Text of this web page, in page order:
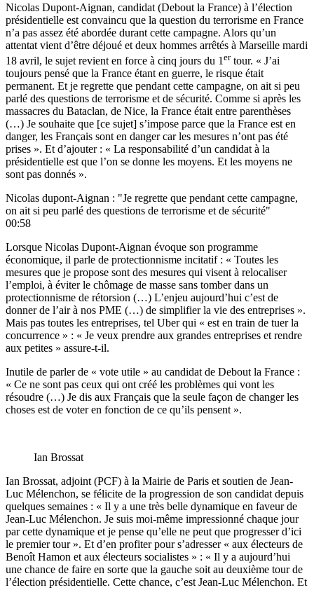
Nicolas Dupont-Aignan, candidat (Debout la France) à l’élection
présidentielle est convaincu que la question du terrorisme en France
n’a pas assez été abordée durant cette campagne. Alors qu’un
attentat vient d’être déjoué et deux hommes arrêtés à Marseille mardi
18 avril, le sujet revient en force à cinq jours du 1 ertour. « J’ai
toujours pensé que la France étant en guerre, le risque était
permanent. Et je regrette que pendant cette campagne, on ait si peu
parlé des questions de terrorisme et de sécurité. Comme si après les
massacres du Bataclan, de Nice, la France était entre parenthèses
(…) Je souhaite que [ce sujet] s’impose parce que la France est en
danger, les Français sont en danger car les mesures n’ont pas été
prises ». Et d’ajouter : « La responsabilité d’un candidat à la
présidentielle est que l’on se donne les moyens. Et les moyens ne
sont pas donnés ».
Nicolas dupont-Aignan : "Je regrette que pendant cette campagne,
on ait si peu parlé des questions de terrorisme et de sécurité"
00:58
Lorsque Nicolas Dupont-Aignan évoque son programme
économique, il parle de protectionnisme incitatif : « Toutes les
mesures que je propose sont des mesures qui visent à relocaliser
l’emploi, à éviter le chômage de masse sans tomber dans un
protectionnisme de rétorsion (…) L’enjeu aujourd’hui c’est de
donner de l’air à nos PME (…) de simplifier la vie des entreprises ».
Mais pas toutes les entreprises, tel Uber qui « est en train de tuer la
concurrence » : « Je veux prendre aux grandes entreprises et rendre
aux petites » assure-t-il.
Inutile de parler de « vote utile » au candidat de Debout la France :
« Ce ne sont pas ceux qui ont créé les problèmes qui vont les
résoudre (…) Je dis aux Français que la seule façon de changer les
choses est de voter en fonction de ce qu’ils pensent ».
Ian Brossat
Ian Brossat, adjoint (PCF) à la Mairie de Paris et soutien de Jean-
Luc Mélenchon, se félicite de la progression de son candidat depuis
quelques semaines : « Il y a une très belle dynamique en faveur de
Jean-Luc Mélenchon. Je suis moi-même impressionné chaque jour
par cette dynamique et je pense qu’elle ne peut que progresser d’ici
le premier tour ». Et d’en profiter pour s’adresser « aux électeurs de
Benoît Hamon et aux électeurs socialistes » : « Il y a aujourd’hui
une chance de faire en sorte que la gauche soit au deuxième tour de
l’élection présidentielle. Cette chance, c’est Jean-Luc Mélenchon. Et